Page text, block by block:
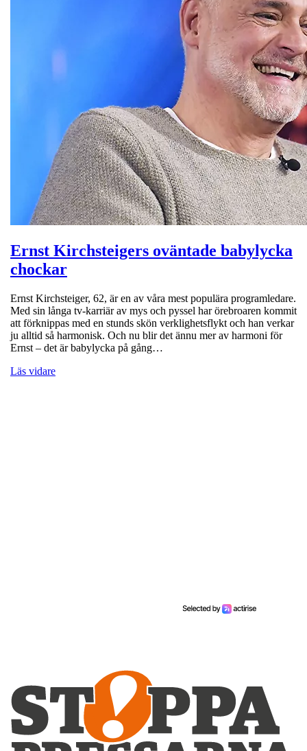
Ernst Kirchsteigers oväntade babylycka
chockar
Ernst Kirchsteiger, 62, är en av våra mest populära programledare.
Med sin långa tv-karriär av mys och pyssel har örebroaren kommit
att förknippas med en stunds skön verklighetsflykt och han verkar
ju alltid så harmonisk. Och nu blir det ännu mer av harmoni för
Ernst – det är babylycka på gång…
Läs vidare